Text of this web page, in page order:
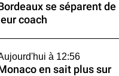
se séparent de
leur coach
à 12:56
en sait plus sur